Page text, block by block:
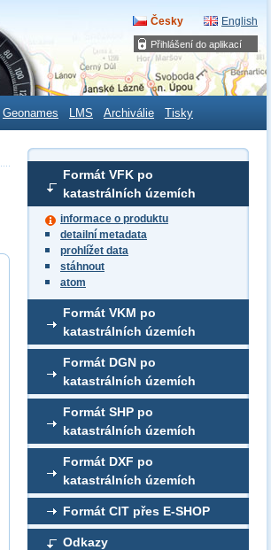
Přihlášení do aplikací
Česky English
Geonames LMS Archiválie Tisky
Formát VFK po
katastrálních územích
informace o produktu
detailní metadata
prohlížet data
stáhnout
atom
Formát VKM po
katastrálních územích
Formát DGN po
katastrálních územích
Formát SHP po
katastrálních územích
Formát DXF po
katastrálních územích
Formát CIT přes E-SHOP
Odkazy